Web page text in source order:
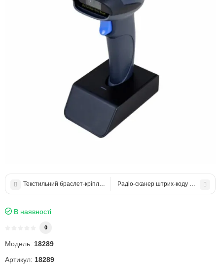
Текстильний браслет-кріплення для SR5600 з кнопкою сканування
Радіо-сканер штрих-коду Winson
В наявності
0
Модель: 18289
Артикул: 18289